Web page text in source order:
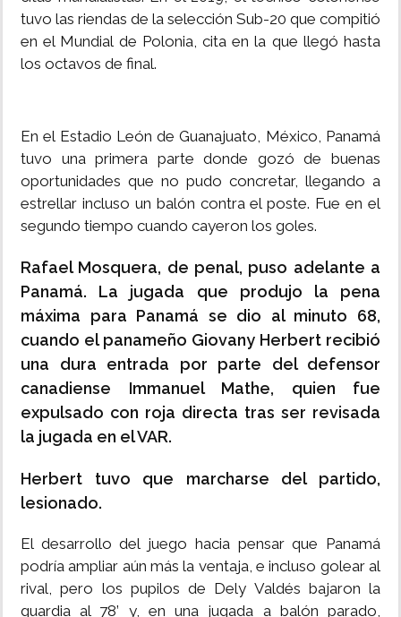
tuvo las riendas de la selección Sub-20 que compitió
en el Mundial de Polonia, cita en la que llegó hasta
los octavos de final.
En el Estadio León de Guanajuato, México, Panamá
tuvo una primera parte donde gozó de buenas
oportunidades que no pudo concretar, llegando a
estrellar incluso un balón contra el poste. Fue en el
segundo tiempo cuando cayeron los goles.
Rafael Mosquera, de penal, puso adelante a
Panamá. La jugada que produjo la pena
máxima para Panamá se dio al minuto 68,
cuando el panameño Giovany Herbert recibió
una dura entrada por parte del defensor
canadiense Immanuel Mathe, quien fue
expulsado con roja directa tras ser revisada
la jugada en el VAR.
Herbert tuvo que marcharse del partido,
lesionado.
El desarrollo del juego hacia pensar que Panamá
podría ampliar aún más la ventaja, e incluso golear al
rival, pero los pupilos de Dely Valdés bajaron la
guardia al 78’ y, en una jugada a balón parado,